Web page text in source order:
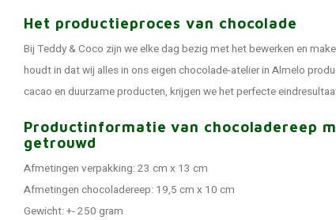
Het productieproces van chocolade
Bij Teddy & Coco zijn we elke dag bezig met het bewerken en
houdt in dat wij alles in ons eigen chocolade-atelier in Almelo
cacao en duurzame producten, krijgen we het perfecte
Productinformatie van chocoladereep
getrouwd
Afmetingen verpakking: 23 cm x 13 cm
Afmetingen chocoladereep: 19,5 cm x 10 cm
Gewicht: +- 250 gram